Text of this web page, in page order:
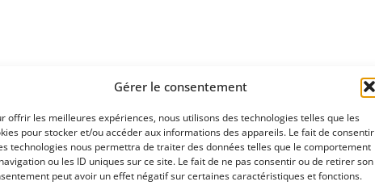
Gérer le consentement
offrir les meilleures expériences, nous utilisons des technologies telles que les
pour stocker et/ou accéder aux informations des appareils. Le fait de consentir
technologies nous permettra de traiter des données telles que le comportement
ou les ID uniques sur ce site. Le fait de ne pas consentir ou de retirer son
peut avoir un effet négatif sur certaines caractéristiques et fonctions.